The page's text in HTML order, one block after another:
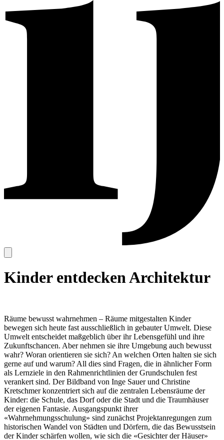
Kinder entdecken Architektur
Räume bewusst wahrnehmen – Räume mitgestalten Kinder
bewegen sich heute fast ausschließlich in gebauter Umwelt. Diese
Umwelt entscheidet maßgeblich über ihr Lebensgefühl und ihre
Zukunftschancen. Aber nehmen sie ihre Umgebung auch bewusst
wahr? Woran orientieren sie sich? An welchen Orten halten sie sich
gerne auf und warum? All dies sind Fragen, die in ähnlicher Form
als Lernziele in den Rahmenrichtlinien der Grundschulen fest
verankert sind. Der Bildband von Inge Sauer und Christine
Kretschmer konzentriert sich auf die zentralen Lebensräume der
Kinder: die Schule, das Dorf oder die Stadt und die Traumhäuser
der eigenen Fantasie. Ausgangspunkt ihrer
«Wahrnehmungsschulung» sind zunächst Projektanregungen zum
historischen Wandel von Städten und Dörfern, die das Bewusstsein
der Kinder schärfen wollen, wie sich die «Gesichter der Häuser»